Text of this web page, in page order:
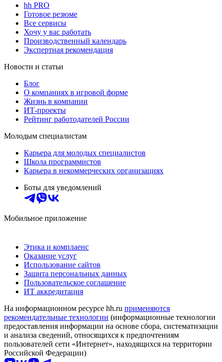
hh PRO
Готовое резюме
Все сервисы
Хочу у вас работать
Производственный календарь
Экспертная рекомендация
Новости и статьи
Блог
О компаниях в игровой форме
Жизнь в компании
ИТ-проекты
Рейтинг работодателей России
Молодым специалистам
Карьера для молодых специалистов
Школа программистов
Карьера в некоммерческих организациях
Боты для уведомлений
Мобильное приложение
Этика и комплаенс
Оказание услуг
Использование сайтов
Защита персональных данных
Пользовательское соглашение
ИТ аккредитация
На информационном ресурсе hh.ru применяются
рекомендательные технологии (информационные технологии
предоставления информации на основе сбора, систематизации
и анализа сведений, относящихся к предпочтениям
пользователей сети «Интернет», находящихся на территории
Российской Федерации)